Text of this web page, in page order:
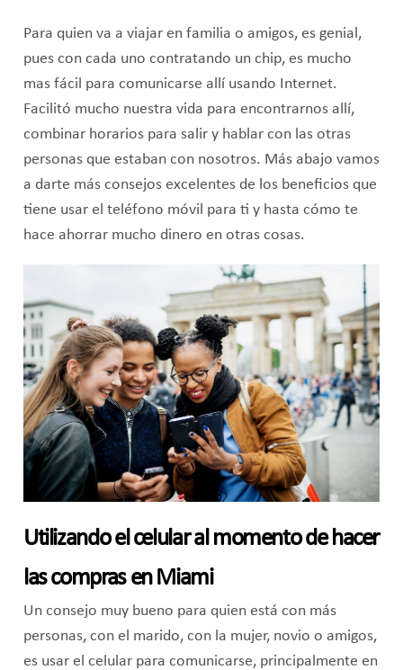
Para quien va a viajar en familia o amigos, es genial,
pues con cada uno contratando un chip, es mucho
mas fácil para comunicarse allí usando Internet.
Facilitó mucho nuestra vida para encontrarnos allí,
combinar horarios para salir y hablar con las otras
personas que estaban con nosotros. Más abajo vamos
a darte más consejos excelentes de los beneficios que
tiene usar el teléfono móvil para ti y hasta cómo te
hace ahorrar mucho dinero en otras cosas.
Utilizando el celular al momento de hacer
las compras en Miami
Un consejo muy bueno para quien está con más
personas, con el marido, con la mujer, novio o amigos,
es usar el celular para comunicarse, principalmente en